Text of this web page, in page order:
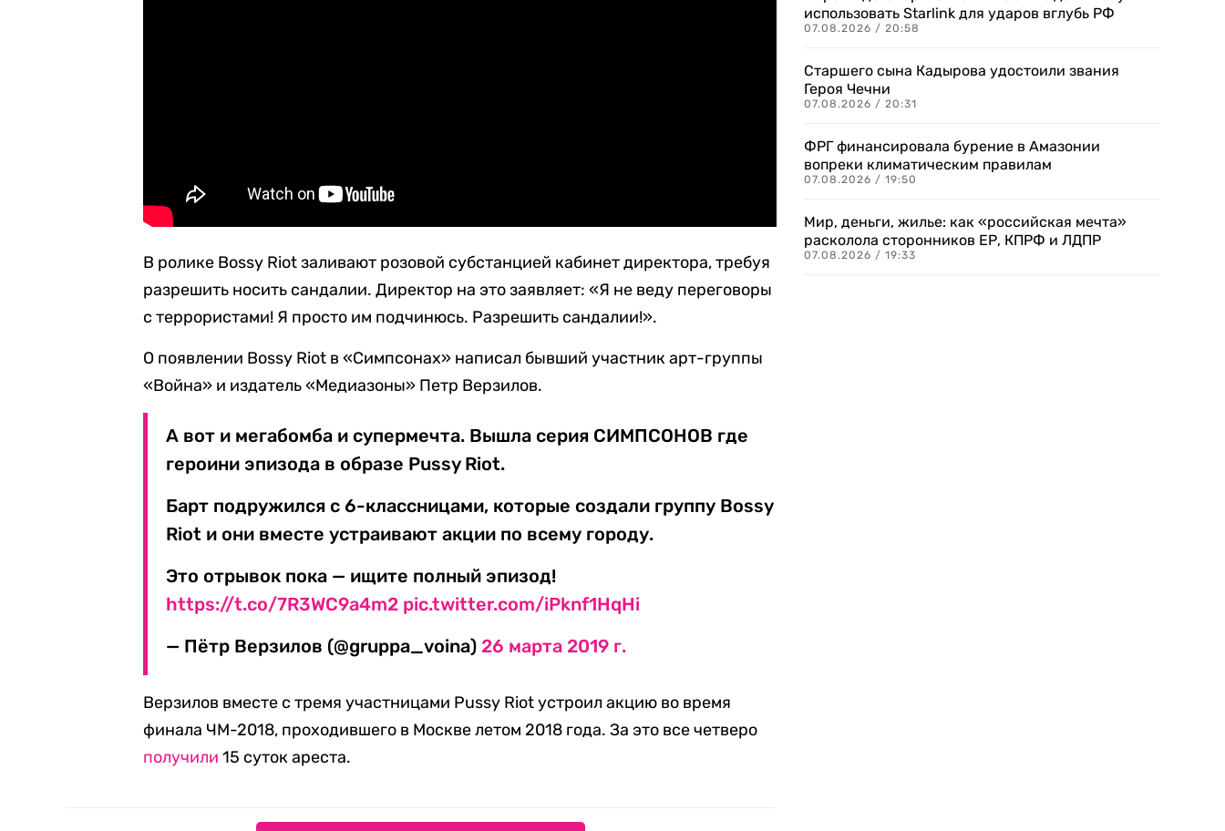
В ролике Bossy Riot заливают розовой субстанцией кабинет директора, требуя
разрешить носить сандалии. Директор на это заявляет: «Я не веду переговоры
с террористами! Я просто им подчинюсь. Разрешить сандалии!».
О появлении Bossy Riot в «Симпсонах» написал бывший участник арт-группы
«Война» и издатель «Медиазоны» Петр Верзилов.
А вот и мегабомба и супермечта. Вышла серия СИМПСОНОВ где
героини эпизода в образе Pussy Riot.
Барт подружился с 6-классницами, которые создали группу Bossy
Riot и они вместе устраивают акции по всему городу.
Это отрывок пока — ищите полный эпизод!
https://t.co/7R3WC9a4m2 pic.twitter.com/iPknf1HqHi
— Пётр Верзилов (@gruppa_voina) 26 марта 2019 г.
Верзилов вместе с тремя участницами Pussy Riot устроил акцию во время
финала ЧМ-2018, проходившего в Москве летом 2018 года. За это все четверо
получили 15 суток ареста.
использовать Starlink для ударов вглубь РФ
07.08.2026 / 20:58
Старшего сына Кадырова удостоили звания
Героя Чечни
07.08.2026 / 20:31
ФРГ финансировала бурение в Амазонии
вопреки климатическим правилам
07.08.2026 / 19:50
Мир, деньги, жилье: как «российская мечта»
расколола сторонников ЕР, КПРФ и ЛДПР
07.08.2026 / 19:33